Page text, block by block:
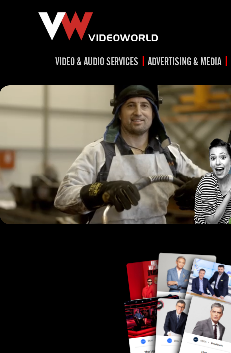
VIDEO & AUDIO SERVICES
TV spots
RADIO spots
Post production
Corporate videos
Trailer & Σήματα εκπομπών
Cultural videos
video applications for museums,
archeological sites & exhibitions
Product presentations
Documentary
Events & Conference
Dissemination material
Medical & Pharmaceutical
VIDEO Projections
Kids content
| ADVERTISING & MEDIA
RADIO
TV
Social Media
Creative
Outdoor
Media
Visual
European
|